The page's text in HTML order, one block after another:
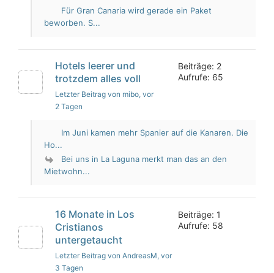
Für Gran Canaria wird gerade ein Paket
beworben. S...
Hotels leerer und
trotzdem alles voll
Letzter Beitrag von mibo, vor
2 Tagen
Beiträge: 2
Aufrufe: 65
Im Juni kamen mehr Spanier auf die Kanaren. Die
Ho...
Bei uns in La Laguna merkt man das an den
Mietwohn...
16 Monate in Los
Cristianos
untergetaucht
Letzter Beitrag von AndreasM, vor
3 Tagen
Beiträge: 1
Aufrufe: 58